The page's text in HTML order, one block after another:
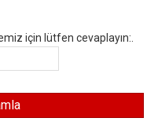
için lütfen cevaplayın:.